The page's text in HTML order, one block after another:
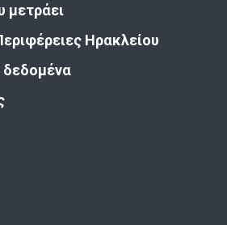
μετράει
Ηρακλείου